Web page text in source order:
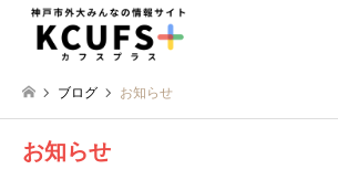
ブログ お知らせ
お知らせ